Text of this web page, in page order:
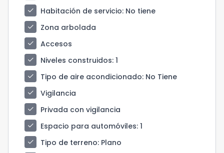
check
Habitación de servicio: No tiene
check
Zona arbolada
check
Accesos
check
Niveles construidos: 1
check
Tipo de aire acondicionado: No Tiene
check
Vigilancia
check
Privada con vigilancia
check
Espacio para automóviles: 1
check
Tipo de terreno: Plano